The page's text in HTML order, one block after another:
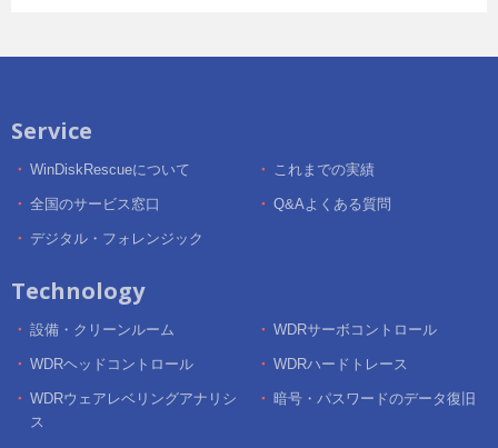
Service
WinDiskRescueについて これまでの実績
全国のサービス窓口 Q&Aよくある質問
デジタル・フォレンジック
Technology
設備・クリーンルーム WDRサーボコントロール
WDRヘッドコントロール WDRハードトレース
WDRウェアレベリングアナリシ
ス
暗号・パスワードのデータ復旧